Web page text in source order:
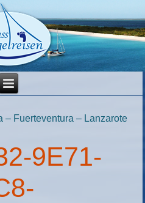
– Fuerteventura – Lanzarote
9E71-